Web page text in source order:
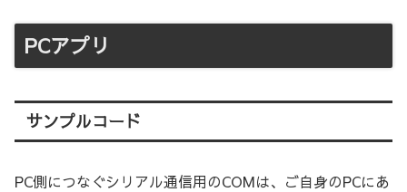
PCアプリ
サンプルコード
PC側につなぐシリアル通信用のCOMは、ご自身のPCにあ